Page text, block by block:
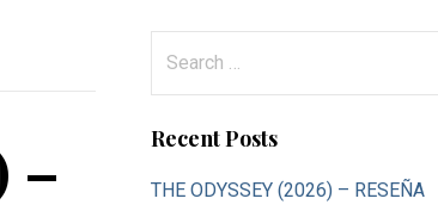
–
Recent Posts
THE ODYSSEY (2026) – RESEÑA